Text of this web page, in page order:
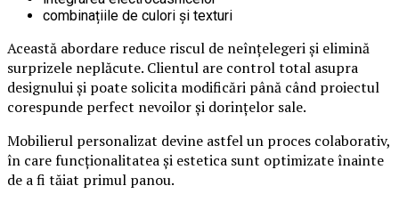
combinațiile de culori și texturi
Această abordare reduce riscul de neînțelegeri și elimină
surprizele neplăcute. Clientul are control total asupra
designului și poate solicita modificări până când proiectul
corespunde perfect nevoilor și dorințelor sale.
Mobilierul personalizat devine astfel un proces colaborativ,
în care funcționalitatea și estetica sunt optimizate înainte
de a fi tăiat primul panou.